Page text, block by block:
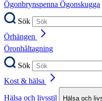
Ögonbrynspenna Ögonskugga
Sök
Örhängen
Öronhåltagning
Sök
Kost & hälsa
Hälsa och livsstil
Hälsa och